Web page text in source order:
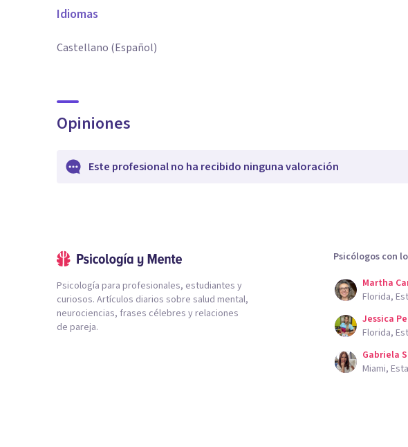
Idiomas
Castellano (Español)
Opiniones
Este profesional no ha recibido ninguna valoración
Psicología para profesionales, estudiantes y
curiosos. Artículos diarios sobre salud mental,
neurociencias, frases célebres y relaciones
de pareja.
Psicólogos con
Martha
Florida,
Jessica
Florida,
Gabriela
Miami,